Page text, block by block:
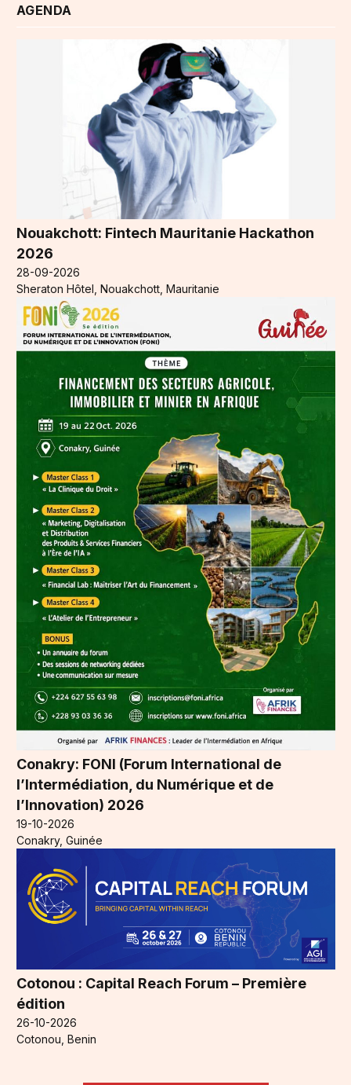
AGENDA
Nouakchott: Fintech Mauritanie Hackathon
2026
28-09-2026
Sheraton Hôtel, Nouakchott, Mauritanie
Conakry: FONI (Forum International de
l’Intermédiation, du Numérique et de
l’Innovation) 2026
19-10-2026
Conakry, Guinée
Cotonou : Capital Reach Forum – Première
édition
26-10-2026
Cotonou, Benin